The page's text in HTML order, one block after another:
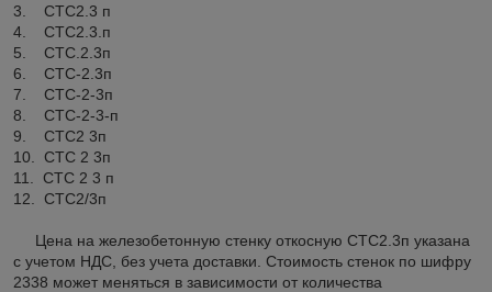
3. СТС2.3 п
4. СТС2.3.п
5. СТС.2.3п
6. СТС-2.3п
7. СТС-2-3п
8. СТС-2-3-п
9. СТС2 3п
10. СТС 2 3п
11. СТС 2 3 п
12. СТC2/3п
Цена на железобетонную стенку откосную СТС2.3п указана
с учетом НДС, без учета доставки. Стоимость стенок по шифру
2338 может меняться в зависимости от количества